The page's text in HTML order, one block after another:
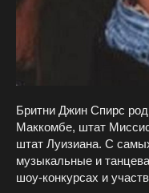
Бритни Джин Спирс
Маккомбе, штат
штат Луизиана. С
музыкальные и
шоу‑конкурсах и